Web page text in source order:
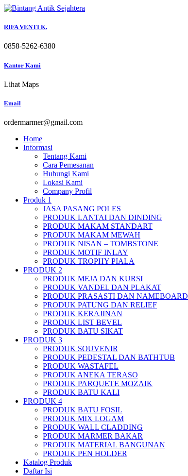
Skip
content
RIFA VENTI K.
0858-5262-6380
Kantor Kami
Lihat Maps
Email
ordermarmer@gmail.com
Home
Informasi
Tentang Kami
Cara Pemesanan
Hubungi Kami
Lokasi Kami
Company Profil
Produk 1
JASA PASANG POLES
PRODUK LANTAI DAN DINDING
PRODUK MAKAM STANDART
PRODUK MAKAM MEWAH
PRODUK NISAN – TOMBSTONE
PRODUK MOTIF INLAY
PRODUK TROPHY PIALA
PRODUK 2
PRODUK MEJA DAN KURSI
PRODUK VANDEL DAN PLAKAT
PRODUK PRASASTI DAN NAMEBOARD
PRODUK PATUNG DAN RELIEF
PRODUK KERAJINAN
PRODUK LIST BEVEL
PRODUK BATU SIKAT
PRODUK 3
PRODUK SOUVENIR
PRODUK PEDESTAL DAN BATHTUB
PRODUK WASTAFEL
PRODUK ANEKA TERASO
PRODUK PARQUETE MOZAIK
PRODUK BATU KALI
PRODUK 4
PRODUK BATU FOSIL
PRODUK MIX LOGAM
PRODUK WALL CLADDING
PRODUK MARMER BAKAR
PRODUK MATERIAL BANGUNAN
PRODUK PEN HOLDER
Katalog Produk
Daftar Isi